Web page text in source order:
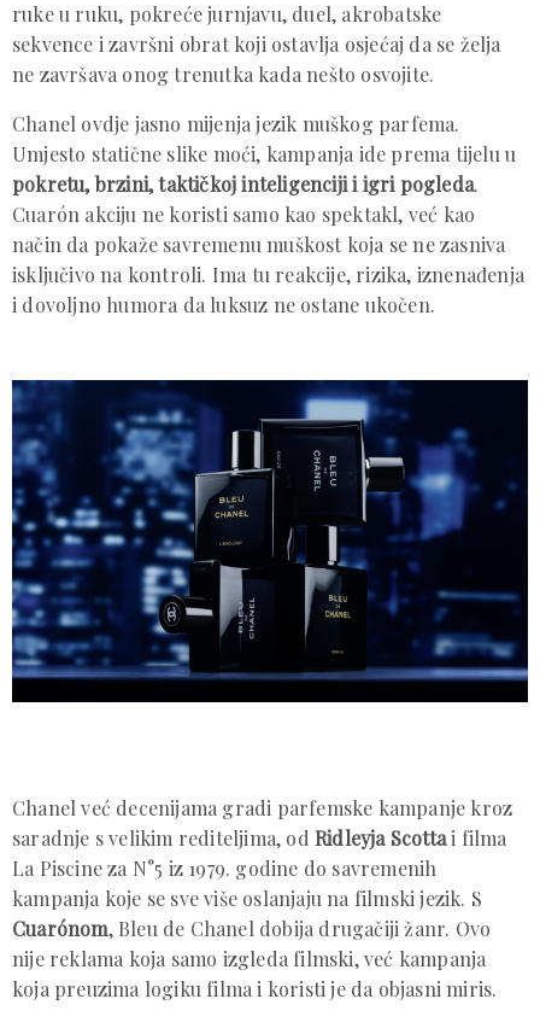
ruke u ruku, pokreće jurnjavu, duel, akrobatske
sekvence i završni obrat koji ostavlja osjećaj da se želja
ne završava onog trenutka kada nešto osvojite.
Chanel ovdje jasno mijenja jezik muškog parfema.
Umjesto statične slike moći, kampanja ide prema tijelu u
pokretu, brzini, taktičkoj inteligenciji i igri pogleda.
Cuarón akciju ne koristi samo kao spektakl, već kao
način da pokaže savremenu muškost koja se ne zasniva
isključivo na kontroli. Ima tu reakcije, rizika, iznenađenja
i dovoljno humora da luksuz ne ostane ukočen.
Chanel već decenijama gradi parfemske kampanje kroz
saradnje s velikim rediteljima, od Ridleyja Scottai filma
La Piscine za N°5 iz 1979. godine do savremenih
kampanja koje se sve više oslanjaju na filmski jezik. S
Cuarónom, Bleu de Chanel dobija drugačiji žanr. Ovo
nije reklama koja samo izgleda filmski, već kampanja
koja preuzima logiku filma i koristi je da objasni miris.